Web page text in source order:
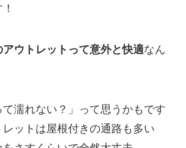
ウトレットって意外と快適なん
て濡れない？」って思うかもです
ットは屋根付きの通路も多い